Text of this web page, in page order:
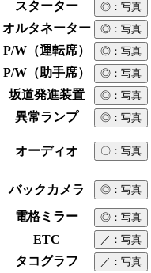
スターター ◎ ：写真
オルタネーター ◎ ：写真
P/W（運転席） ◎ ：写真
P/W（助手席） ◎ ：写真
坂道発進装置 ◎ ：写真
異常ランプ ◎ ：写真
オーディオ 〇 ：写真
バックカメラ ◎ ：写真
電格ミラー ◎ ：写真
ETC ／ ：写真
タコグラフ ／ ：写真